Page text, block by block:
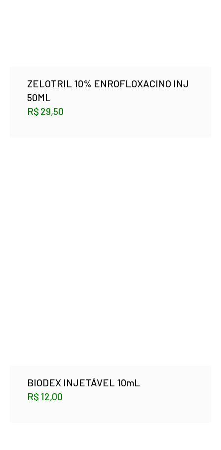
ZELOTRIL 10% ENROFLOXACINO INJ
50ML
R$ 29,50
BIODEX INJETÁVEL 10mL
R$ 12,00